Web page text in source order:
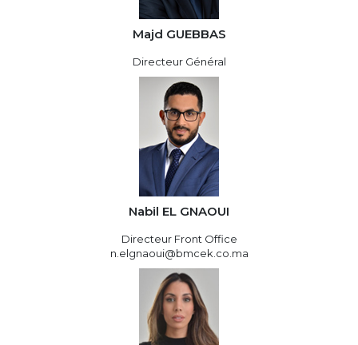
Majd GUEBBAS
Directeur Général
Nabil EL GNAOUI
Directeur Front Office
n.elgnaoui@bmcek.co.ma